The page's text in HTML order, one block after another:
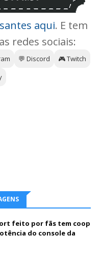
aqui. E tem
redes sociais:
💬 Discord
🎮 Twitch
feito por fãs tem coop
do console da